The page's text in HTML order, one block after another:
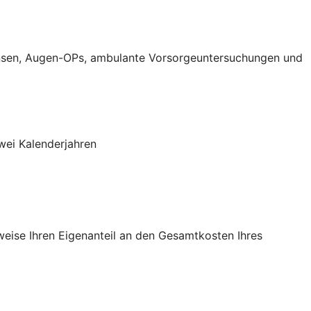
Augen-OPs, ambulante Vorsorgeuntersuchungen und
Kalenderjahren
Ihren Eigenanteil an den Gesamtkosten Ihres